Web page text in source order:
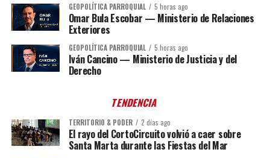
GEOPOLÍTICA PARROQUIAL 5 horas ago
Omar Bula Escobar — Ministerio de Relaciones
Exteriores
GEOPOLÍTICA PARROQUIAL 5 horas ago
Iván Cancino — Ministerio de Justicia y del
Derecho
TENDENCIA
TERRITORIO & PODER 2 días ago
El rayo del CortoCircuito volvió a caer sobre
Santa Marta durante las Fiestas del Mar